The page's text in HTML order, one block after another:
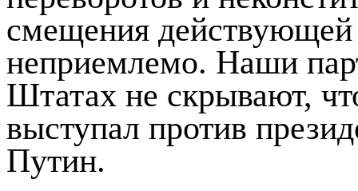
смещения действующей
неприемлемо. Наши
Штатах не скрывают,
выступал против
Путин.